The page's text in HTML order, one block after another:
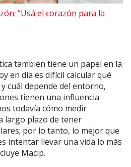
“Usá el corazón para la
también tiene un papel en la
en día es difícil calcular qué
cuál depende del entorno,
tienen una influencia
todavía cómo medir
largo plazo de tener
por lo tanto, lo mejor que
intentar llevar una vida lo más
Macip.